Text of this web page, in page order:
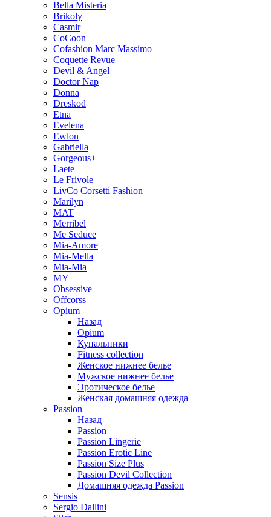
Bella Misteria
Brikoly
Casmir
CoCoon
Cofashion Marc Massimo
Coquette Revue
Devil & Angel
Doctor Nap
Donna
Dreskod
Etna
Evelena
Ewlon
Gabriella
Gorgeous+
Laete
Le Frivole
LivCo Corsetti Fashion
Marilyn
MAT
Merribel
Me Seduce
Mia-Amore
Mia-Mella
Mia-Mia
MY
Obsessive
Offcorss
Opium
Назад
Opium
Купальники
Fitness collection
Женское нижнее белье
Мужское нижнее белье
Эротическое белье
Женская домашняя одежда
Passion
Назад
Passion
Passion Lingerie
Passion Erotic Line
Passion Size Plus
Passion Devil Collection
Домашняя одежда Passion
Sensis
Sergio Dallini